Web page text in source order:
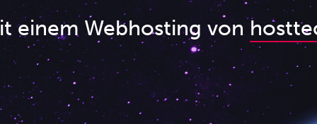
einem Webhosting von